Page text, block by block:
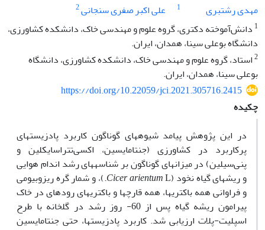
مهدی رشتبری
1 علی اکبر صفری سنجانی2
1 دانش‌آموخته دکتری، گروه علوم و مهندسی خاک، دانشکده کشاورزی،
دانشگاه بوعلی سینا، همدان، ایران.
2استاد، گروه علوم و مهندسی خاک، دانشکده کشاورزی، دانشگاه
بوعلی سینا، همدان، ایران.
https://doi.org/10.22059/jci.2021.305716.2415
چکیده
در این پژوهش پیامد شیوه­های گوناگون کاربرد پادزیست­های
پرکاربرد در کشاورزی (جنتامایسین، اکسی‌تتراسایکلین و
پنی‌سیلین) در میزان­های گوناگون بر شناسه­های رشد اندام هوایی
و ریشه­ای گیاه نخود ( Cicer arientumL.)، و شمار گره ریزوبیومی
و فراوانی همه باکتری­ها، همه قارچ­ها و باکتری­های روده­ای در خاک
پیرامون ریشه گیاه پس از 60- روز رشد در گلخانه با طرح
اسپلیت-پلات ارزیابی شد. کاربرد پادزیست­ها، حتی جنتامایسین